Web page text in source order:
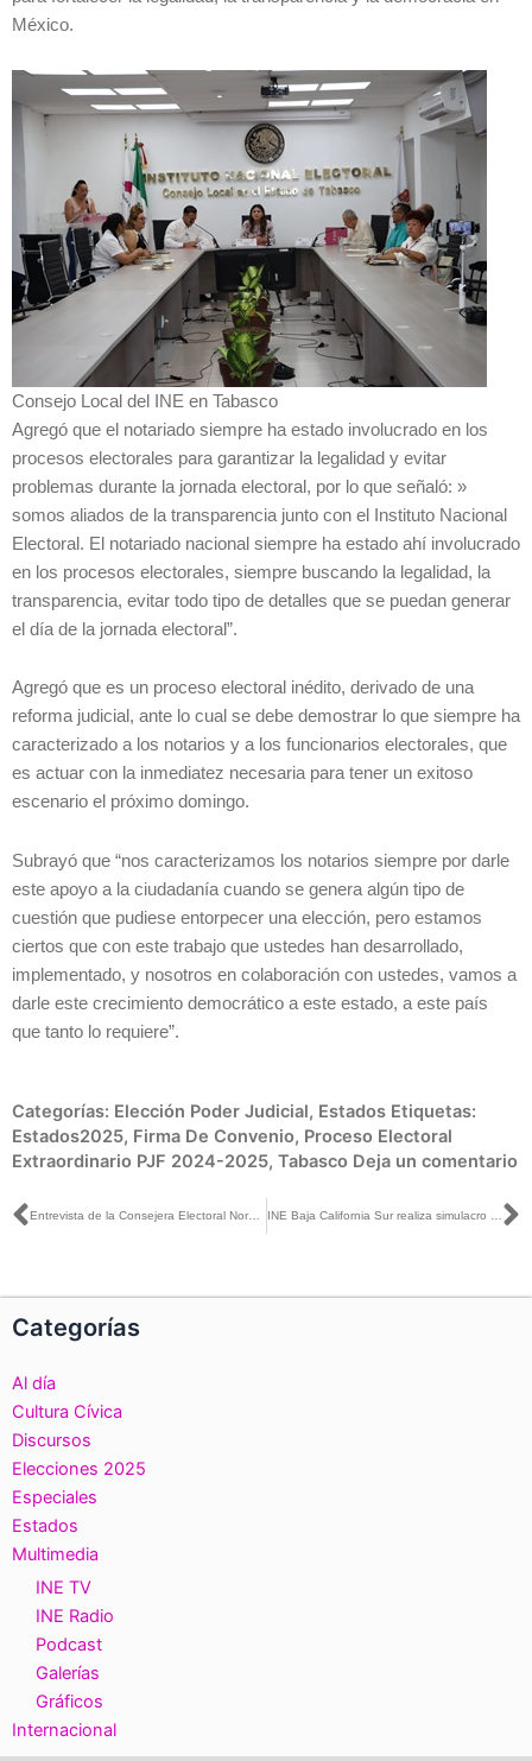
México.
Consejo Local del INE en Tabasco
Agregó que el notariado siempre ha estado involucrado en los
procesos electorales para garantizar la legalidad y evitar
problemas durante la jornada electoral, por lo que señaló: »
somos aliados de la transparencia junto con el Instituto Nacional
Electoral. El notariado nacional siempre ha estado ahí involucrado
en los procesos electorales, siempre buscando la legalidad, la
transparencia, evitar todo tipo de detalles que se puedan generar
el día de la jornada electoral”.
Agregó que es un proceso electoral inédito, derivado de una
reforma judicial, ante lo cual se debe demostrar lo que siempre ha
caracterizado a los notarios y a los funcionarios electorales, que
es actuar con la inmediatez necesaria para tener un exitoso
escenario el próximo domingo.
Subrayó que “nos caracterizamos los notarios siempre por darle
este apoyo a la ciudadanía cuando se genera algún tipo de
cuestión que pudiese entorpecer una elección, pero estamos
ciertos que con este trabajo que ustedes han desarrollado,
implementado, y nosotros en colaboración con ustedes, vamos a
darle este crecimiento democrático a este estado, a este país
que tanto lo requiere”.
Categorías: Elección Poder Judicial, Estados Etiquetas:
Estados2025, Firma De Convenio, Proceso Electoral
Extraordinario PJF 2024-2025, Tabasco Deja un comentario
Ant Entrevista de la Consejera Electoral Norma De La cruz con Adriana Esthela Flores para Entre Líneas INE Baja California Sur realiza simulacro del sistema de cómputos rumbo a la elección del 1 de junio
Categorías
Al día
Cultura Cívica
Discursos
Elecciones 2025
Especiales
Estados
Multimedia
INE TV
INE Radio
Podcast
Galerías
Gráficos
Internacional